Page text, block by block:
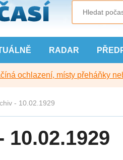
RADAR
ochlazení, místy přeháňky
- 10.02.1929
10.02.1929